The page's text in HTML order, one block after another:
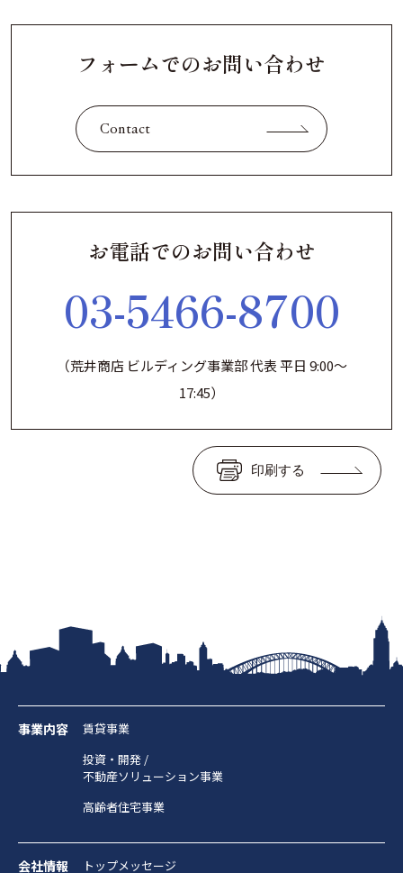
フォームでのお問い合わせ
Contact
お電話でのお問い合わせ
03-5466-8700
（荒井商店 ビルディング事業部 代表 平日 9:00～
17:45）
印刷する
事業内容
賃貸事業
投資・開発 /
不動産ソリューション事業
高齢者住宅事業
会社情報
トップメッセージ